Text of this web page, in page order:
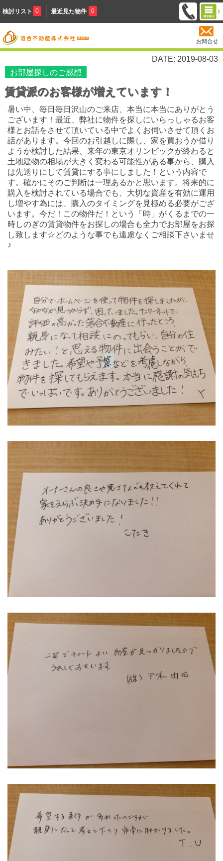
検討リスト 0 最近見た物件 0
お問合せ
DATE: 2019-08-03
お部屋探しのご感想
賃貸派のお客様が増えています！
暑い中、毎日毎日沢山のご来店、本当に本当にありがとう
ございます！最近、弊社に物件を探しにいらっしゃるお客
様とお話をさせて頂いている中でよくお伺いさせて頂くお
話があります。今回のお引越しに際し、家を買おうか借り
ようか検討した結果、来年の東京オリンピックが終わると
土地建物の相場が大きく変わる可能性がある事から、購入
は先送りにして賃貸にする事にしました！という内容で
す。確かにそのご判断は一理あるかと思います。将来的に
購入を検討されている場合でも、大切な資産を有効に運用
し増やす為には、購入のタイミングを見極める必要がござ
います。今だ！この物件だ！という「時」がくるまでの一
時しのぎの賃貸物件をお探しの場合も全力でお部屋をお探
し致します☆どのような事でも遠慮なくご相談下さいませ
♪